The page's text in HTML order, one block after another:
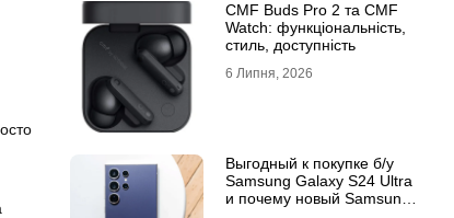
CMF Buds Pro 2 та CMF
Watch: функціональність,
стиль, доступність
6 Липня, 2026
Выгодный к покупке б/у
Samsung Galaxy S24 Ultra
и почему новый Samsung